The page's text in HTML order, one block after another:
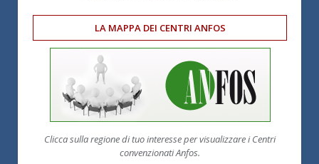
LA MAPPA DEI CENTRI ANFOS
Clicca sulla regione di tuo interesse per visualizzare i Centri
convenzionati Anfos.